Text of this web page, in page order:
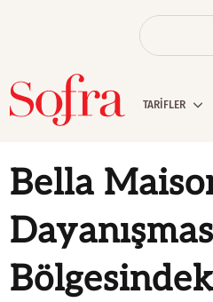
TARİFLER
Bella